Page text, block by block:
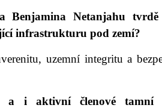
Benjamina Netanjahu
infrastrukturu pod zemí?
uzemní integritu a
a i aktivní členové tamní